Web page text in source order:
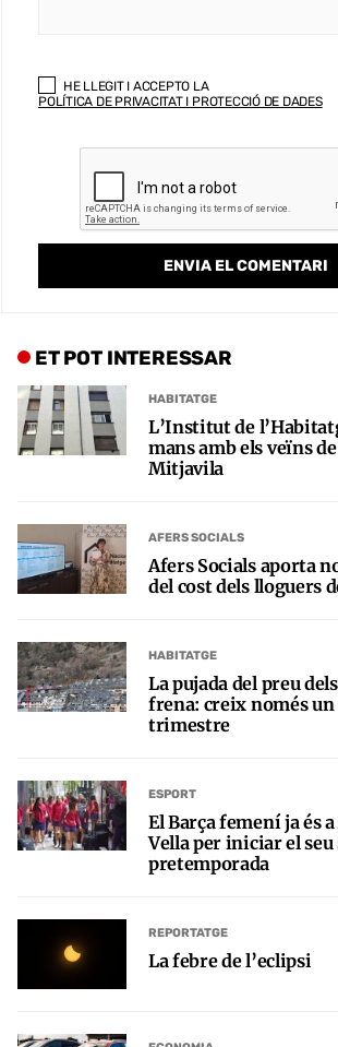
HE LLEGIT I ACCEPTO LA
POLÍTICA DE PRIVACITAT I PROTECCIÓ DE DADES
ET POT INTERESSAR
HABITATGE
L’Institut de
mans amb els veïns
Mitjavila
AFERS SOCIALS
Afers Socials aporta
del cost dels lloguers
HABITATGE
La pujada del preu
frena: creix només un
trimestre
ESPORT
El Barça femení ja és
Vella per iniciar el seu
pretemporada
REPORTATGE
La febre de l’eclipsi